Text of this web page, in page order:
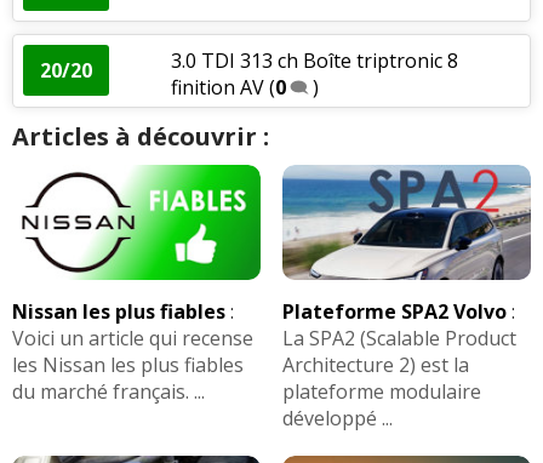
20/20
3.0 TDI 313 ch Boîte triptronic 8
finition AV(0 )
Articles à découvrir :
Nissan les plus fiables:
Voici un article qui recense
les Nissan les plus fiables
du marché français. ...
Plateforme SPA2 Volvo:
La SPA2 (Scalable Product
Architecture 2) est la
plateforme modulaire
développé ...